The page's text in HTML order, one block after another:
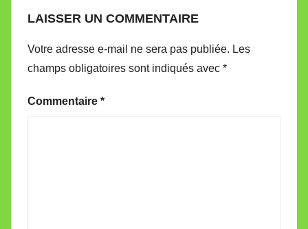
LAISSER UN COMMENTAIRE
Votre adresse e-mail ne sera pas publiée. Les
champs obligatoires sont indiqués avec *
Commentaire *